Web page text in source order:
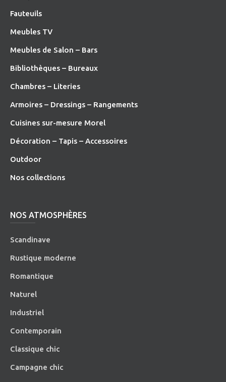
Fauteuils
Meubles TV
Meubles de Salon – Bars
Bibliothèques – Bureaux
Chambres – Literies
Armoires – Dressings – Rangements
Cuisines sur-mesure Morel
Décoration – Tapis – Accessoires
Outdoor
Nos collections
NOS ATMOSPHÈRES
Scandinave
Rustique moderne
Romantique
Naturel
Industriel
Contemporain
Classique chic
Campagne chic